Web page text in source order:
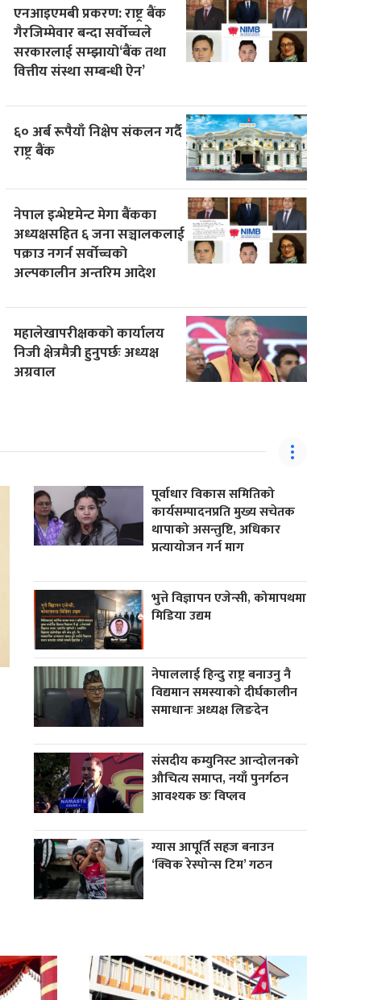
एनआइएमबी प्रकरण: राष्ट्र बैंक
गैरजिम्मेवार बन्दा सर्वोच्चले
सरकारलाई सम्झायो‘बैंक तथा
वित्तीय संस्था सम्बन्धी ऐन’
६० अर्ब रूपैयाँ निक्षेप संकलन गर्दै
राष्ट्र बैंक
नेपाल इन्भेष्टमेन्ट मेगा बैंकका
अध्यक्षसहित ६ जना सञ्चालकलाई
पक्राउ नगर्न सर्वोच्चको
अल्पकालीन अन्तरिम आदेश
महालेखापरीक्षकको कार्यालय
निजी क्षेत्रमैत्री हुनुपर्छः अध्यक्ष
अग्रवाल
पूर्वाधार विकास समितिको
कार्यसम्पादनप्रति मुख्य सचेतक
थापाको असन्तुष्टि, अधिकार
प्रत्यायोजन गर्न माग
भुत्ते विज्ञापन एजेन्सी, कोमापथमा
मिडिया उद्यम
नेपाललाई हिन्दु राष्ट्र बनाउनु नै
विद्यमान समस्याको दीर्घकालीन
समाधानः अध्यक्ष लिङदेन
संसदीय कम्युनिस्ट आन्दोलनको
औचित्य समाप्त, नयाँ पुनर्गठन
आवश्यक छः विप्लव
ग्यास आपूर्ति सहज बनाउन
‘क्विक रेस्पोन्स टिम’ गठन